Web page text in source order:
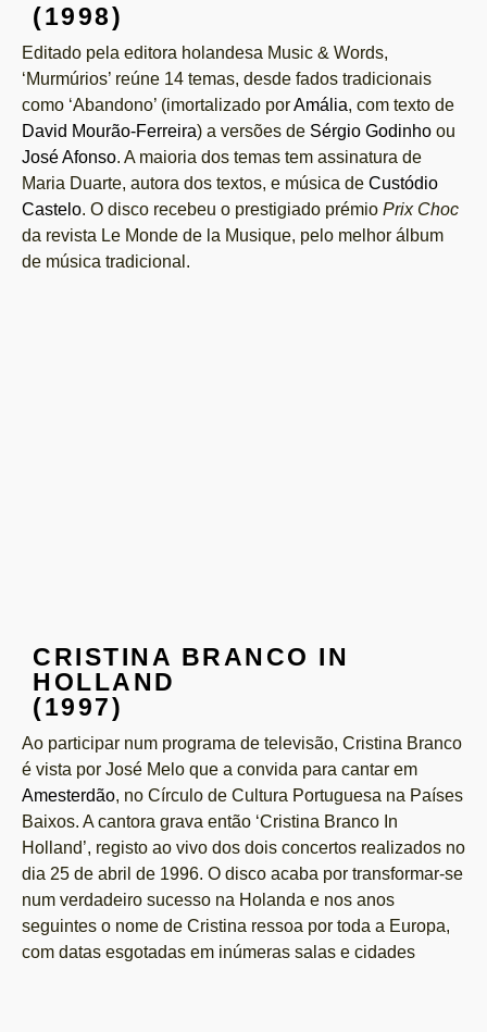
(1998)
Editado pela editora holandesa Music & Words,
‘Murmúrios’ reúne 14 temas, desde fados tradicionais
como ‘Abandono’ (imortalizado porAmália, com texto de
David Mourão-Ferreira) a versões de Sérgio Godinho ou
José Afonso. A maioria dos temas tem assinatura de
Maria Duarte, autora dos textos, e música de Custódio
Castelo. O disco recebeu o prestigiado prémio Prix Choc
da revista Le Monde de la Musique, pelo melhor álbum
de música tradicional.
CRISTINA BRANCO IN
HOLLAND
(1997)
Ao participar num programa de televisão, Cristina Branco
é vista por José Melo que a convida para cantar em
Amesterdão, no Círculo de Cultura Portuguesa na Países
Baixos. A cantora grava então ‘Cristina Branco In
Holland’, registo ao vivo dos dois concertos realizados no
dia 25 de abril de 1996. O disco acaba por transformar-se
num verdadeiro sucesso na Holanda e nos anos
seguintes o nome de Cristina ressoa por toda a Europa,
com datas esgotadas em inúmeras salas e cidades